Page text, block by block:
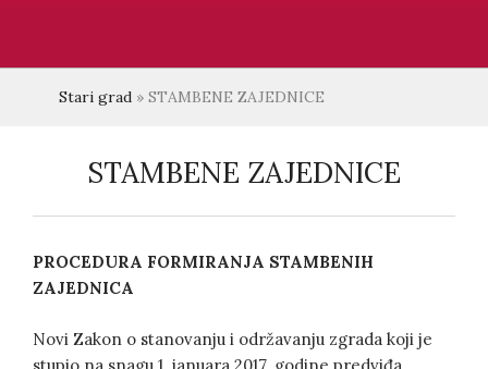
Stari grad » STAMBENE ZAJEDNICE
STAMBENE ZAJEDNICE
PROCEDURA FORMIRANJA STAMBENIH
ZAJEDNICA
Novi Zakon o stanovanju i održavanju zgrada koji je
stupio na snagu 1. januara 2017. godine predviđa